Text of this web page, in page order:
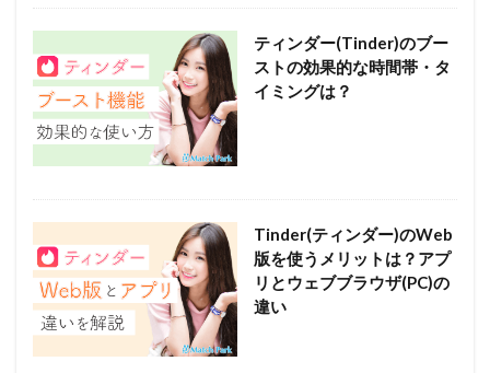
ティンダー(Tinder)のブー
ストの効果的な時間帯・タ
イミングは？
Tinder(ティンダー)のWeb
版を使うメリットは？アプ
リとウェブブラウザ(PC)の
違い